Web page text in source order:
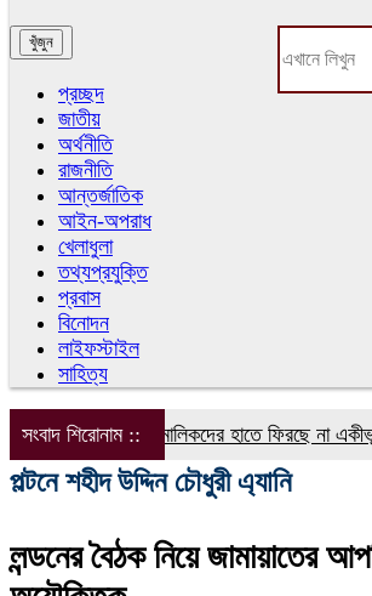
প্রচ্ছদ
জাতীয়
অর্থনীতি
রাজনীতি
আন্তর্জাতিক
আইন-অপরাধ
খেলাধুলা
তথ্যপ্রযুক্তি
প্রবাস
বিনোদন
লাইফস্টাইল
সাহিত্য
সংবাদ শিরোনাম ::
বিতর্কিত মালিকদের হাতে ফিরছে না একীভূত
পল্টনে শহীদ উদ্দিন চৌধুরী এ্যানি
লন্ডনের বৈঠক নিয়ে জামায়াতের